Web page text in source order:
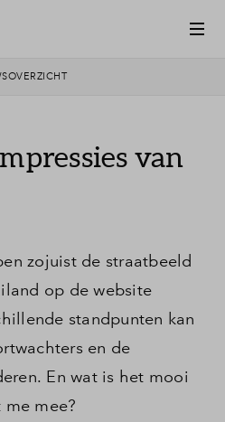
van
zojuist de straatbeeld
op de website
standpunten kan
en de
En wat is het mooi
mee?